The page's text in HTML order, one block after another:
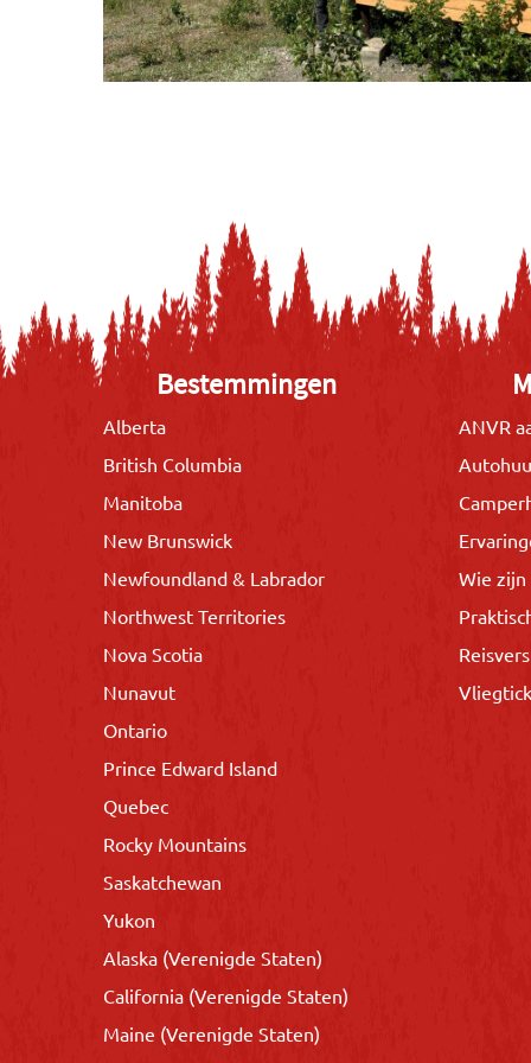
Bestemmingen
Alberta
British Columbia
Manitoba
New Brunswick
Newfoundland & Labrador
Northwest Territories
Nova Scotia
Nunavut
Ontario
Prince Edward Island
Quebec
Rocky Mountains
Saskatchewan
Yukon
Alaska (Verenigde Staten)
California (Verenigde Staten)
Maine (Verenigde Staten)
ANVR
Wie zijn